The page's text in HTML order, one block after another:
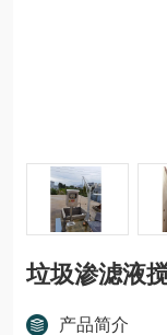
垃圾渗滤液
产品简介